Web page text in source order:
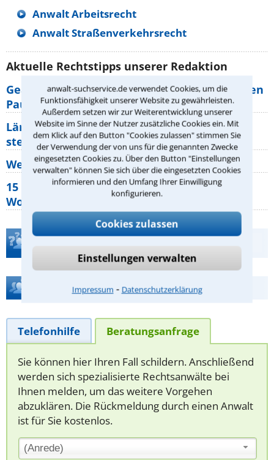
anwalt-suchservice.de verwendet Cookies, um die
Funktionsfähigkeit unserer Website zu gewährleisten.
Außerdem setzen wir zur Weiterentwicklung unserer
Website im Sinne der Nutzer zusätzliche Cookies ein. Mit
dem Klick auf den Button "Cookies zulassen" stimmen Sie
der Verwendung der von uns für die genannten Zwecke
eingesetzten Cookies zu. Über den Button "Einstellungen
verwalten" können Sie sich über die eingesetzten Cookies
informieren und den Umfang Ihrer Einwilligung
konfigurieren.
Cookies zulassen
Einstellungen verwalten
Impressum ⁃ Datenschutzerklärung
Anwalt Arbeitsrecht
Anwalt Straßenverkehrsrecht
Aktuelle Rechtstipps unserer Redaktion
Geänderte Abflugzeiten: Welche Rechte haben
Pauschalurlauber?
Lärm von den Nachbarn: Welche Rechte
stehen mir zu?
Wer muss Zweitwohnungssteuer zahlen?
15 elementare Rechte, die jeder
Wohnungseigentümer kennen sollte
Hilfe bei Ihrer Anwaltsuche?
Telefonhilfe Beratungsanfrage
Sie können hier Ihren Fall schildern. Anschließend
werden sich spezialisierte Rechtsanwälte bei
Ihnen melden, um das weitere Vorgehen
abzuklären. Die Rückmeldung durch einen Anwalt
ist für Sie kostenlos.
(Anrede)